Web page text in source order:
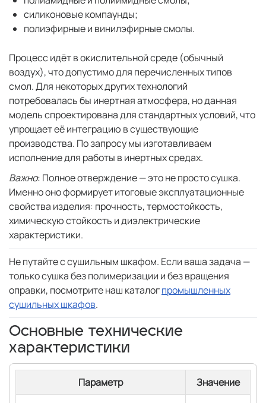
силиконовые компаунды;
полиэфирные и винилэфирные смолы.
Процесс идёт в окислительной среде (обычный
воздух), что допустимо для перечисленных типов
смол. Для некоторых других технологий
потребовалась бы инертная атмосфера, но данная
модель спроектирована для стандартных условий, что
упрощает её интеграцию в существующие
производства. По запросу мы изготавливаем
исполнение для работы в инертных средах.
Важно: Полное отверждение — это не просто сушка.
Именно оно формирует итоговые эксплуатационные
свойства изделия: прочность, термостойкость,
химическую стойкость и диэлектрические
характеристики.
Не путайте с сушильным шкафом. Если ваша задача —
только сушка без полимеризации и без вращения
оправки, посмотрите наш каталогпромышленных
сушильных шкафов.
Основные технические
характеристики
Параметр
Значение